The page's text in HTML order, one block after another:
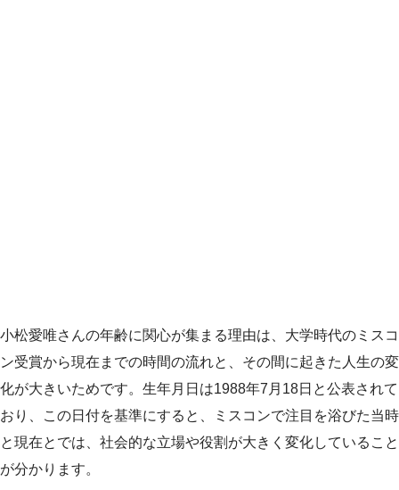
小松愛唯さんの年齢に関心が集まる理由は、大学時代のミスコ
ン受賞から現在までの時間の流れと、その間に起きた人生の変
化が大きいためです。生年月日は1988年7月18日と公表されて
おり、この日付を基準にすると、ミスコンで注目を浴びた当時
と現在とでは、社会的な立場や役割が大きく変化していること
が分かります。